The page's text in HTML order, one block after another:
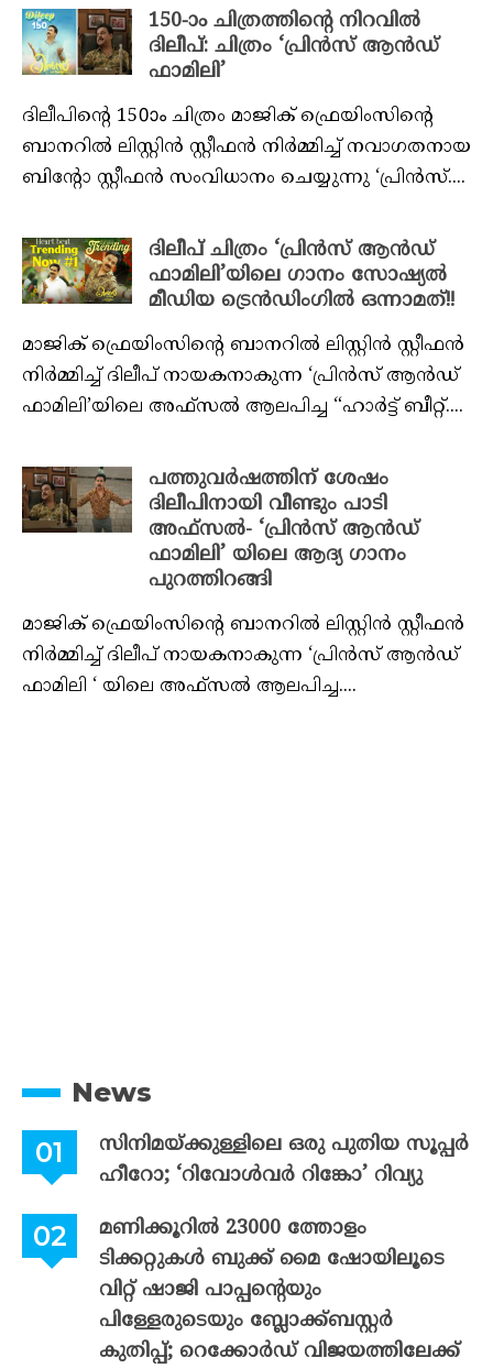
150-ാം ചിത്രത്തിന്റെ നിറവിൽ
ദിലീപ്: ചിത്രം ‘പ്രിൻസ് ആൻഡ്
ഫാമിലി’
ദിലീപിന്റെ 150ാം ചിത്രം മാജിക് ഫ്രെയിംസിന്റെ
ബാനറിൽ ലിസ്റ്റിൻ സ്റ്റീഫൻ നിർമ്മിച്ച് നവാഗതനായ
ബിന്റോ സ്റ്റീഫൻ സംവിധാനം ചെയ്യുന്നു ‘പ്രിൻസ്....
ദിലീപ് ചിത്രം ‘പ്രിൻസ് ആൻഡ്
ഫാമിലി’യിലെ ഗാനം സോഷ്യൽ
മീഡിയ ട്രെൻഡിംഗിൽ ഒന്നാമത്!!
മാജിക് ഫ്രെയിംസിന്റെ ബാനറിൽ ലിസ്റ്റിൻ സ്റ്റീഫൻ
നിർമ്മിച്ച് ദിലീപ് നായകനാകുന്ന ‘പ്രിൻസ് ആൻഡ്
ഫാമിലി’യിലെ അഫ്സൽ ആലപിച്ച “ഹാർട്ട് ബീറ്റ്....
പത്തുവർഷത്തിന് ശേഷം
ദിലീപിനായി വീണ്ടും പാടി
അഫ്സൽ- ‘പ്രിൻസ് ആൻഡ്
ഫാമിലി’ യിലെ ആദ്യ ഗാനം
പുറത്തിറങ്ങി
മാജിക് ഫ്രെയിംസിന്റെ ബാനറിൽ ലിസ്റ്റിൻ സ്റ്റീഫൻ
നിർമ്മിച്ച് ദിലീപ് നായകനാകുന്ന ‘പ്രിൻസ് ആൻഡ്
ഫാമിലി ‘ യിലെ അഫ്സൽ ആലപിച്ച....
News
സിനിമയ്ക്കുള്ളിലെ ഒരു പുതിയ സൂപ്പർ
ഹീറോ; ‘റിവോൾവർ റിങ്കോ’ റിവ്യു
മണിക്കൂറിൽ 23000 ത്തോളം
ടിക്കറ്റുകൾ ബുക്ക് മൈ ഷോയിലൂടെ
വിറ്റ് ഷാജി പാപ്പന്റെയും
പിള്ളേരുടെയും ബ്ലോക്ക്ബസ്റ്റർ
കുതിപ്പ്; റെക്കോർഡ് വിജയത്തിലേക്ക്